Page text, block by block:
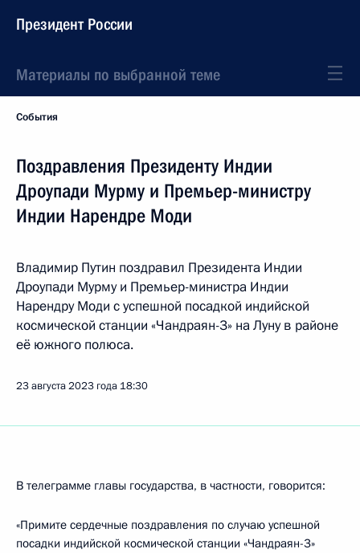
Президент России
Материалы по выбранной теме
События
Поздравления Президенту Индии
Дроупади Мурму и Премьер-министру
Индии Нарендре Моди
Владимир Путин поздравил Президента Индии
Дроупади Мурму и Премьер-министра Индии
Нарендру Моди с успешной посадкой индийской
космической станции «Чандраян-3» на Луну в районе
её южного полюса.
23 августа 2023 года 18:30
В телеграмме главы государства, в частности, говорится:
«Примите сердечные поздравления по случаю успешной
посадки индийской космической станции «Чандраян-3»